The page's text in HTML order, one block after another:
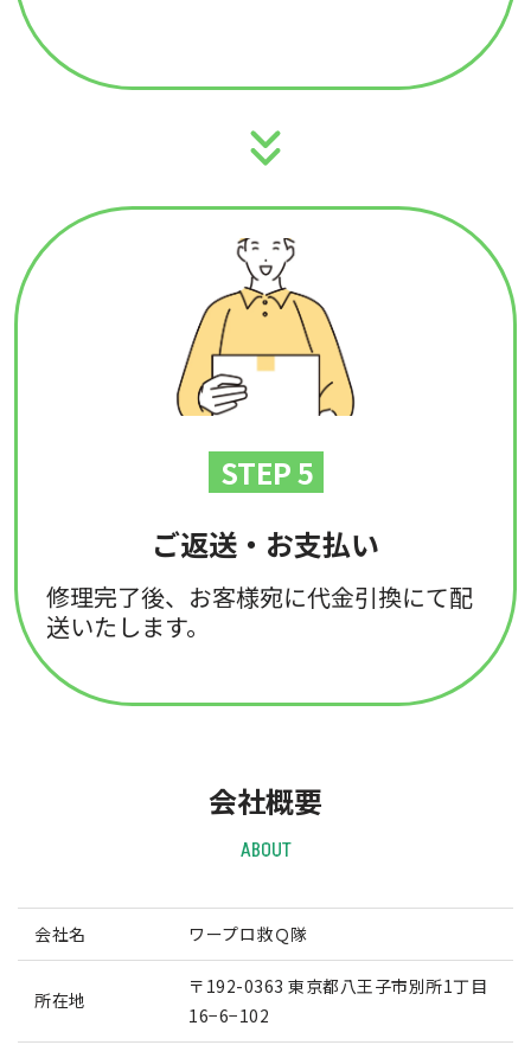
STEP 5
ご返送・お支払い
修理完了後、お客様宛に代金引換にて配
送いたします。
会社概要
ABOUT
会社名 ワープロ救Ｑ隊
所在地
〒192-0363 東京都八王子市別所1丁目
16−6−102